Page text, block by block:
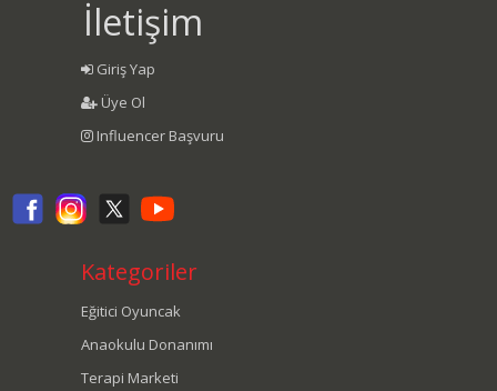
İletişim
Giriş Yap
Üye Ol
Influencer Başvuru
Kategoriler
Eğitici Oyuncak
Anaokulu Donanımı
Terapi Marketi